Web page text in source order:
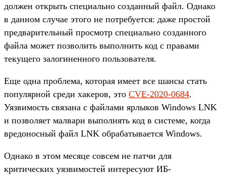
должен открыть специально созданный файл. Однако
в данном случае этого не потребуется: даже простой
предварительный просмотр специально созданного
файла может позволить выполнить код с правами
текущего залогиненного пользователя.
Еще одна проблема, которая имеет все шансы стать
популярной среди хакеров, это CVE-2020-0684.
Уязвимость связана с файлами ярлыков Windows LNK
и позволяет малвари выполнять код в системе, когда
вредоносный файл LNK обрабатывается Windows.
Однако в этом месяце совсем не патчи для
критических уязвимостей интересуют ИБ-